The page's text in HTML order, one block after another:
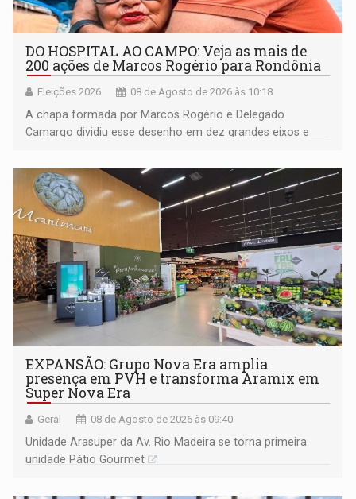
DO HOSPITAL AO CAMPO: Veja as mais de
200 ações de Marcos Rogério para Rondônia
Eleições 2026 08 de Agosto de 2026 às 10:18
A chapa formada por Marcos Rogério e Delegado
Camargo dividiu esse desenho em dez grandes eixos e
EXPANSÃO: Grupo Nova Era amplia
presença em PVH e transforma Aramix em
Super Nova Era
Geral 08 de Agosto de 2026 às 09:40
Unidade Arasuper da Av. Rio Madeira se torna primeira
unidade Pátio Gourmet